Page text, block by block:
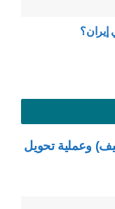
إيران؟
وعملية تحويل